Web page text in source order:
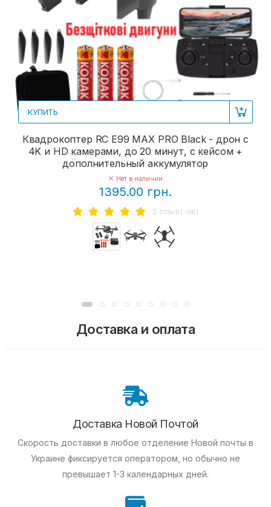
КУПИТЬ
Квадрокоптер RC E99 MAX PRO Black - дрон с
4K и HD камерами, до 20 минут, с кейсом +
дополнительный аккумулятор
Нет в наличии
1395.00 грн.
3 отзыв(-ов)
Доставка и оплата
Доставка Новой Почтой
Скорость доставки в любое отделение Новой почты в
Украине фиксируется оператором, но обычно не
превышает 1-3 календарных дней.